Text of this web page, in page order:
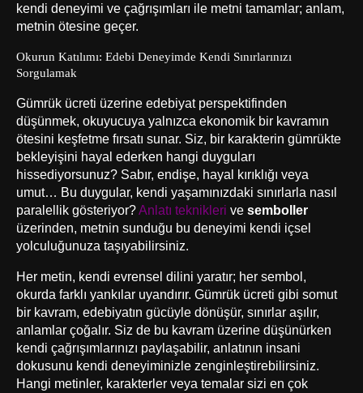
kendi deneyimi ve çağrışımları ile metni tamamlar; anlam,
metnin ötesine geçer.
Okurun Katılımı: Edebi Deneyimde Kendi Sınırlarınızı
Sorgulamak
Gümrük ücreti üzerine edebiyat perspektifinden
düşünmek, okuyucuya yalnızca ekonomik bir kavramın
ötesini keşfetme fırsatı sunar. Siz, bir karakterin gümrükte
bekleyişini hayal ederken hangi duyguları
hissediyorsunuz? Sabır, endişe, hayal kırıklığı veya
umut… Bu duygular, kendi yaşamınızdaki sınırlarla nasıl
paralellik gösteriyor?Anlatı teknikleri ve semboller
üzerinden, metnin sunduğu bu deneyimi kendi içsel
yolculuğunuza taşıyabilirsiniz.
Her metin, kendi evrensel dilini yaratır; her sembol,
okurda farklı yankılar uyandırır. Gümrük ücreti gibi somut
bir kavram, edebiyatın gücüyle dönüşür, sınırlar aşılır,
anlamlar çoğalır. Siz de bu kavram üzerine düşünürken
kendi çağrışımlarınızı paylaşabilir, anlatının insani
dokusunu kendi deneyiminizle zenginleştirebilirsiniz.
Hangi metinler, karakterler veya temalar sizi en çok